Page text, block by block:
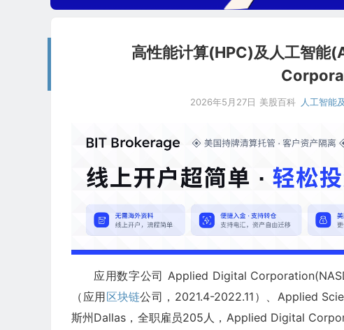
高性能计算(HPC)及人工智
2026年5月27日 美股百科 人工智能
应用数字公司 Applied Digital
（应用区块链公司，2021.4-2022.11）、Applied
斯州Dallas，全职雇员205人，Applied Digital